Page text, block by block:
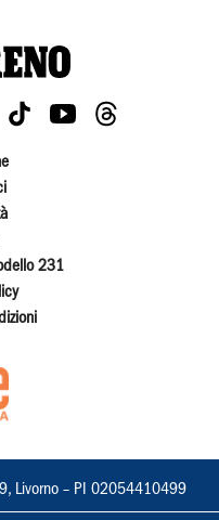
231
9, Livorno – PI 02054410499